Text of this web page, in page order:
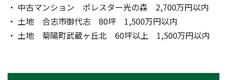
・ 中古マンション　ポレスター光の森　2,700万円以内
・ 土地　合志市御代志　80坪　1,500万円以内
・ 土地　菊陽町武蔵ヶ丘北　60坪以上　1,500万円以内